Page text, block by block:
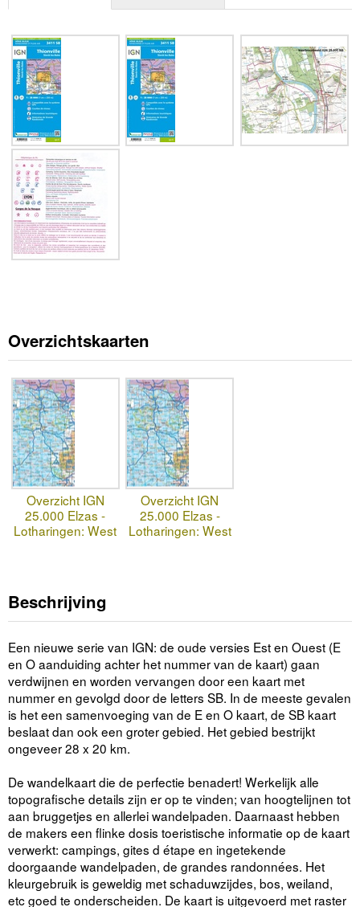
Overzichtskaarten
Overzicht IGN
25.000 Elzas -
Lotharingen: West
Overzicht IGN
25.000 Elzas -
Lotharingen: West
Beschrijving
Een nieuwe serie van IGN: de oude versies Est en Ouest (E
en O aanduiding achter het nummer van de kaart) gaan
verdwijnen en worden vervangen door een kaart met
nummer en gevolgd door de letters SB. In de meeste gevalen
is het een samenvoeging van de E en O kaart, de SB kaart
beslaat dan ook een groter gebied. Het gebied bestrijkt
ongeveer 28 x 20 km.
De wandelkaart die de perfectie benadert! Werkelijk alle
topografische details zijn er op te vinden; van hoogtelijnen tot
aan bruggetjes en allerlei wandelpaden. Daarnaast hebben
de makers een flinke dosis toeristische informatie op de kaart
verwerkt: campings, gites d étape en ingetekende
doorgaande wandelpaden, de grandes randonnées. Het
kleurgebruik is geweldig met schaduwzijdes, bos, weiland,
etc goed te onderscheiden. De kaart is uitgevoerd met raster